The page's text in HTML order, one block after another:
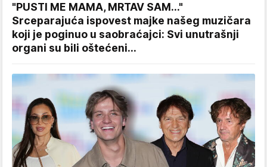
"PUSTI ME MAMA, MRTAV SAM..."
Srceparajuća ispovest majke našeg muzičara
koji je poginuo u saobraćajci: Svi unutrašnji
organi su bili oštećeni...